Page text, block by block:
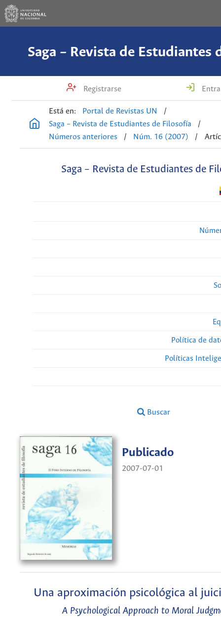
Saga – Revista de Estudiantes
Registrarse
Está en: Portal de Revistas UN
/
Saga – Revista de Estudiantes de Filosofía
/
Números anteriores
/ Núm. 16 (2007) /
Saga – Revista de Estudiantes de
Política de
Políticas
Buscar
Publicado
2007-07-01
Una aproximación psicológica al
A Psychological Approach to Moral